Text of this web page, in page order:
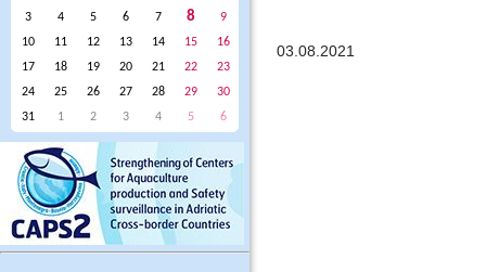
3
4 5 6 7 8
9
10
11 12 13 14 15
16
17
18 19 20 21 22
23
24
25 26 27 28 29
30
31
1 2 3 4 5 6
03.08.2021